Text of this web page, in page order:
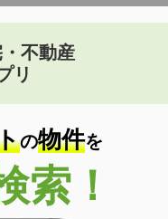
不動産
リ
の物件を
索！